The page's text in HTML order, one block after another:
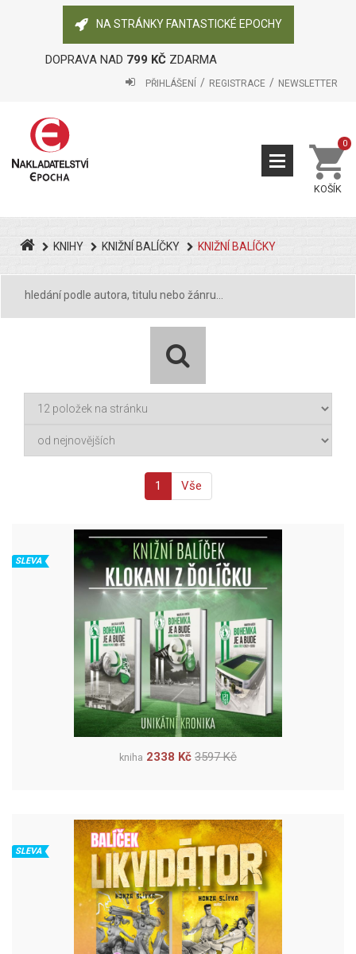
NA STRÁNKY FANTASTICKÉ EPOCHY
DOPRAVA NAD 799 KČZDARMA
PŘIHLÁŠENÍ REGISTRACE NEWSLETTER
KOŠÍK
0
KNIHY KNIŽNÍ BALÍČKY KNIŽNÍ BALÍČKY
1 Vše
SLEVA
kniha 2338 Kč 3597 Kč
SLEVA